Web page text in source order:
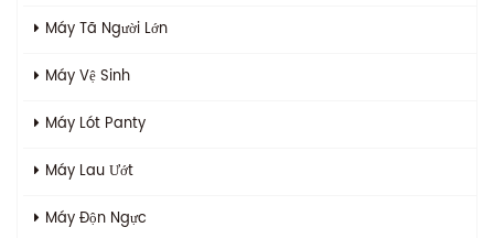
Máy Tã Người Lớn
Máy Vệ Sinh
Máy Lót Panty
Máy Lau Ướt
Máy Độn Ngực